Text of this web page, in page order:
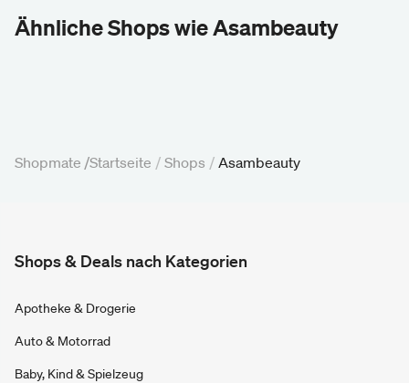
Ähnliche Shops wie Asambeauty
Shopmate /Startseite / Shops / Asambeauty
Shops & Deals nach Kategorien
Apotheke & Drogerie
Auto & Motorrad
Baby, Kind & Spielzeug